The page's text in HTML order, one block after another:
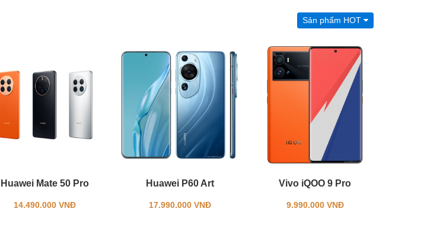
Sản phẩm HOT
Huawei Mate 50 Pro
14.490.000 VNĐ
Huawei P60 Art
17.990.000 VNĐ
Vivo iQOO 9 Pro
9.990.000 VNĐ